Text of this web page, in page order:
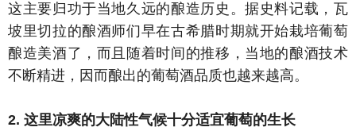
这主要归功于当地久远的酿造历史。据史料记载，瓦
坡里切拉的酿酒师们早在古希腊时期就开始栽培葡萄
酿造美酒了，而且随着时间的推移，当地的酿酒技术
不断精进，因而酿出的葡萄酒品质也越来越高。
2. 这里凉爽的大陆性气候十分适宜葡萄的生长